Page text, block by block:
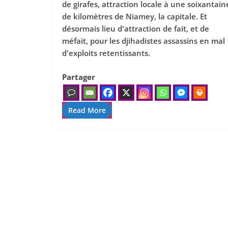
de girafes, attraction locale à une
de kilomètres de Niamey, la capitale. Et
désormais lieu d'attraction de fait, et de
méfait, pour les djihadistes assassins en mal
d'exploits retentissants.
Partager
Read More